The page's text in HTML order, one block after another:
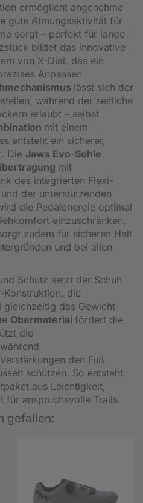
ermöglicht angenehme
gute Atmungsaktivität für
sorgt – perfekt für lange
bildet das innovative
von X-Dial, das ein
Anpassen
lässt sich der
während der seitliche
erlaubt – selbst
mit einem
entsteht ein sicherer,
Die Jaws Evo-Sohle
mit
des integrierten Flexi-
der unterstützenden
die Pedalenergie optimal
einzuschränken.
zudem für sicheren Halt
und bei allen
Schutz setzt der Schuh
Konstruktion, die
gleichzeitig das Gewicht
Obermaterial fördert die
die
den Fuß
schützen. So entsteht
aus Leichtigkeit,
für anspruchsvolle Trails.
gefallen: